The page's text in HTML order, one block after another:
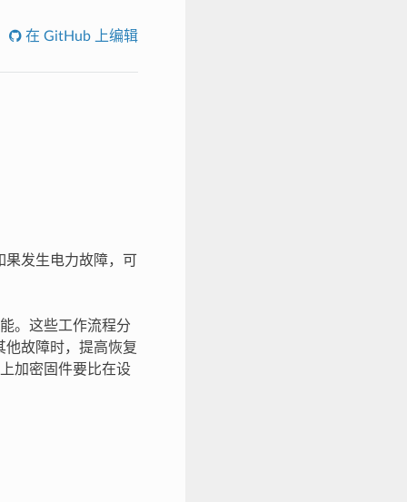
在 GitHub 上编辑
发生电力故障，可
。这些工作流程分
故障时，提高恢复
加密固件要比在设